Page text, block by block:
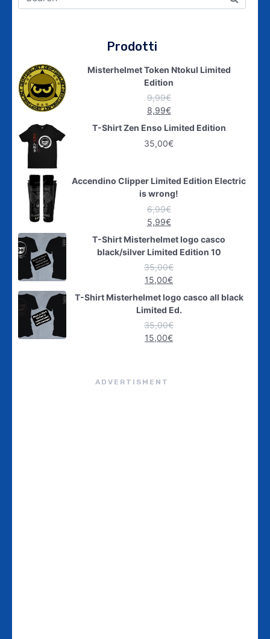
Prodotti
Misterhelmet Token Ntokul Limited
Edition
9,99€
8,99€
T-Shirt Zen Enso Limited Edition
35,00€
Accendino Clipper Limited Edition Electric
is wrong!
6,99€
5,99€
T-Shirt Misterhelmet logo casco
black/silver Limited Edition 10
35,00€
15,00€
T-Shirt Misterhelmet logo casco all black
Limited Ed.
35,00€
15,00€
ADVERTISMENT